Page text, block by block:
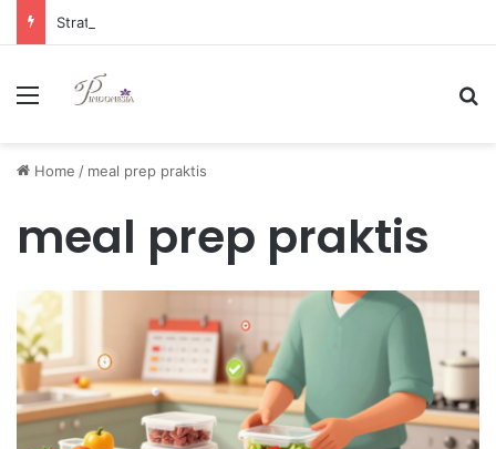
Menu
Home / meal prep praktis
meal prep praktis